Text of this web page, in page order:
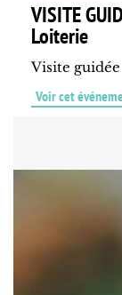
VISITE
Loiterie
Visite guidée
Voir cet